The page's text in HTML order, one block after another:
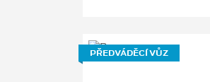
PŘEDVÁDĚCÍ VŮZ